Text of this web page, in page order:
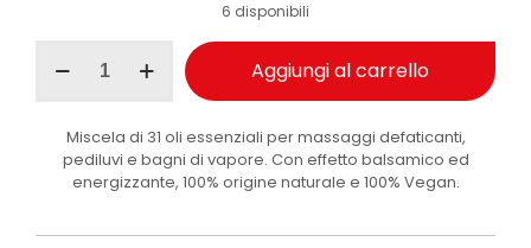
6 disponibili
Provenzali
erbe
effetto
balsamico
ml
Aggiungi al carrello
Miscela di 31 oli essenziali per massaggi defaticanti,
pediluvi e bagni di vapore. Con effetto balsamico ed
energizzante, 100% origine naturale e 100% Vegan.